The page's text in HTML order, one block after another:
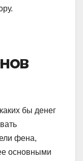
бы денег
фена,
основными